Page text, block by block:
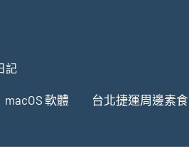
記
macOS 軟體 台北捷運周邊素食